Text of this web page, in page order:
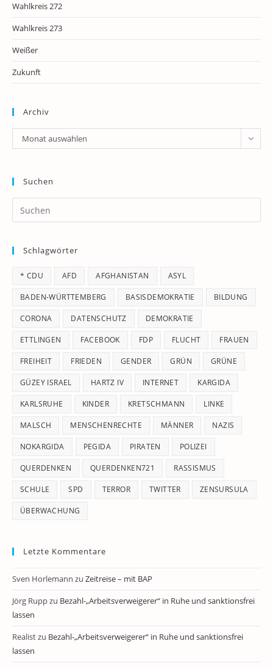
Wahlkreis 272
Wahlkreis 273
Weißer
Zukunft
Archiv
Archiv
Monat auswählen
Suchen
Schlagwörter
* CDU AFD AFGHANISTAN ASYL
BADEN-WÜRTTEMBERG BASISDEMOKRATIE BILDUNG
CORONA DATENSCHUTZ DEMOKRATIE
ETTLINGEN FACEBOOK FDP FLUCHT FRAUEN
FREIHEIT FRIEDEN GENDER GRÜN GRÜNE
GÜZEY ISRAEL HARTZ IV INTERNET KARGIDA
KARLSRUHE KINDER KRETSCHMANN LINKE
MALSCH MENSCHENRECHTE MÄNNER NAZIS
NOKARGIDA PEGIDA PIRATEN POLIZEI
QUERDENKEN QUERDENKEN721 RASSISMUS
SCHULE SPD TERROR TWITTER ZENSURSULA
ÜBERWACHUNG
Letzte Kommentare
Sven Horlemann zu Zeitreise – mit BAP
Jörg Ruppzu Bezahl-„Arbeitsverweigerer“ in Ruhe und sanktionsfrei
lassen
Realistzu Bezahl-„Arbeitsverweigerer“ in Ruhe und sanktionsfrei
lassen